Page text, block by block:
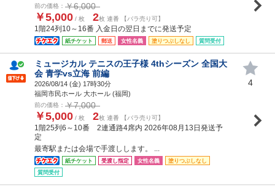
前の価格： ￥6,000
￥5,000 / 枚 2枚 連番 【バラ売り可】
1階24列10～16番 入金日の翌日までに発送予定
紙チケット 郵送 女性名義 塗りつぶしなし 質問受付
ミュージカル テニスの王子様 4thシーズン 全国大
会 青学vs立海 前編
2026/08/14 (金) 17時30分
福岡市民ホール 大ホール (福岡)
前の価格： ￥7,000
￥5,000 / 枚 2枚 連番 【バラ売り可】
1階25列6～10番 2連通路4席内 2026年08月13日発送予
定
最寄駅または会場で手渡しします。 ...
紙チケット 受渡し指定 女性名義
塗りつぶしなし
質問受付
4